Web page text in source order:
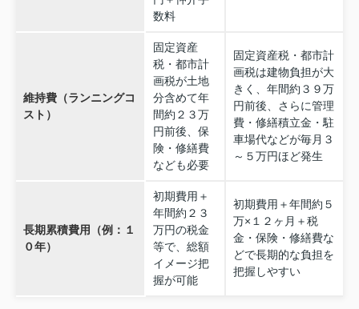
数料
維持費（ランニングコ
スト）
固定資産
税・都市計
画税が土地
分含めて年
間約２３万
円前後、保
険・修繕費
なども必要
固定資産税・都市計
画税は建物負担が大
きく、年間約３９万
円前後、さらに管理
費・修繕積立金・駐
車場代などが毎月３
～５万円ほど発生
長期累積費用（例：１
０年）
初期費用＋
年間約２３
万円の税金
等で、総額
イメージ把
握が可能
初期費用＋年間約５
万×１２ヶ月＋税
金・保険・修繕費な
どで長期的な負担を
把握しやすい